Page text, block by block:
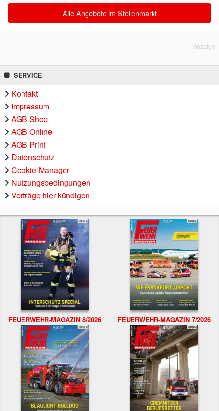
Alle Angebote im Stellenmarkt
Anzeige
SERVICE
Kontakt
Impressum
AGB Shop
AGB Online
AGB Print
Datenschutz
Cookie-Manager
Nutzungsbedingungen
Verträge hier kündigen
FEUERWEHR-MAGAZIN 8/2026 FEUERWEHR-MAGAZIN 7/2026